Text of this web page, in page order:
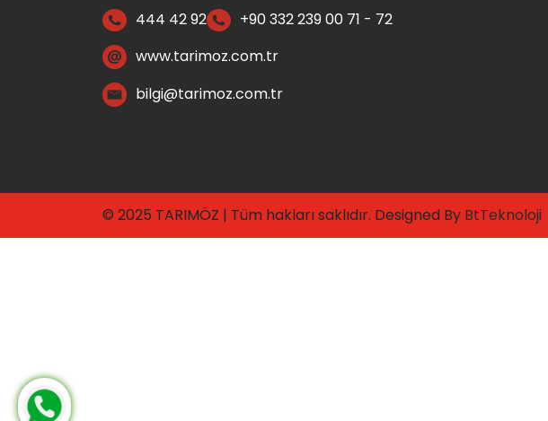
444 42 92
+90 332 239 00 71 - 72
www.tarimoz.com.tr
bilgi@tarimoz.com.tr
© 2025 TARIMÖZ | Tüm hakları saklıdır. Designed By BtTeknoloji